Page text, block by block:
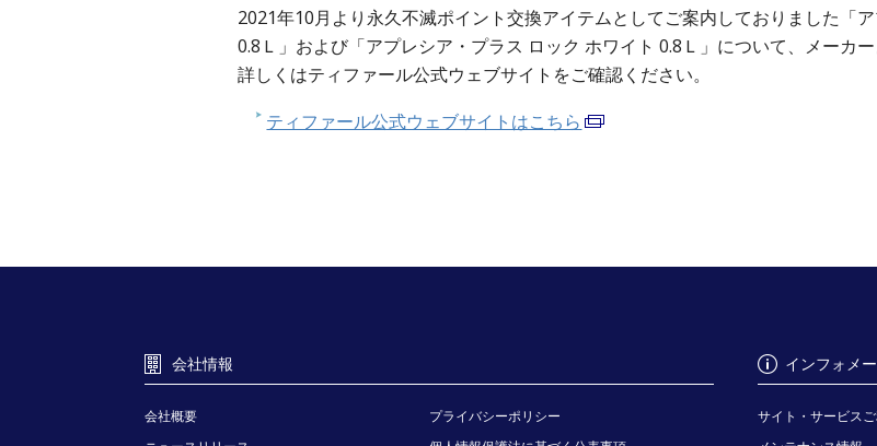
2021年10月より永久不滅ポイント交換アイテムとしてご案内しておりました「
0.8Ｌ」および「アプレシア・プラス ロック ホワイト 0.8Ｌ」について、メーカ
詳しくはティファール公式ウェブサイトをご確認ください。
ティファール公式ウェブサイトはこちら
会社情報
会社概要
プライバシーポリシー
インフォメ
サイト・サービス